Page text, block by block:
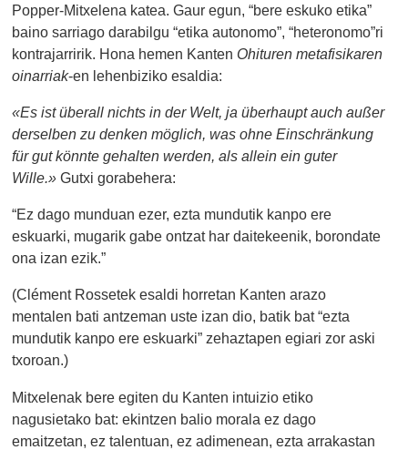
Popper-Mitxelena katea. Gaur egun, “bere eskuko etika”
baino sarriago darabilgu “etika autonomo”, “heteronomo”ri
kontrajarririk. Hona hemen Kanten Ohituren metafisikaren
oinarriak-en lehenbiziko esaldia:
«Es ist überall nichts in der Welt, ja überhaupt auch außer
derselben zu denken möglich, was ohne Einschränkung
für gut könnte gehalten werden, als allein ein guter
Wille.»Gutxi gorabehera:
“Ez dago munduan ezer, ezta mundutik kanpo ere
eskuarki, mugarik gabe ontzat har daitekeenik, borondate
ona izan ezik.”
(Clément Rossetek esaldi horretan Kanten arazo
mentalen bati antzeman uste izan dio, batik bat “ezta
mundutik kanpo ere eskuarki” zehaztapen egiari zor aski
txoroan.)
Mitxelenak bere egiten du Kanten intuizio etiko
nagusietako bat: ekintzen balio morala ez dago
emaitzetan, ez talentuan, ez adimenean, ezta arrakastan